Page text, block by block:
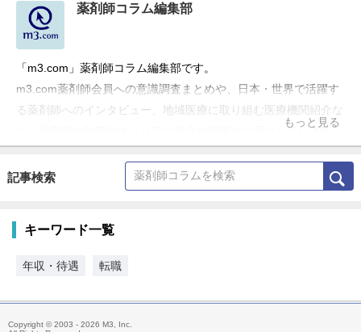
薬剤師コラム編集部
「m3.com」薬剤師コラム編集部です。
m3.com薬剤師会員への意識調査まとめや、日本・世界で活躍す
る薬剤師へのインタビュー、地域医療に取り組む医療機関紹介な
ど、薬剤師の仕事やキャリアに役立つ情報をお届けしています。
もっと見る
記事検索
キーワード一覧
年収・待遇 転職
Copyright © 2003 - 2026 M3, Inc.